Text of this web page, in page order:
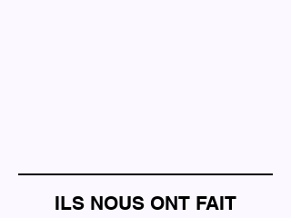
ILS NOUS ONT FAIT